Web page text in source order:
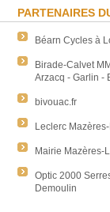
PARTENAIRES
Béarn Cycles à
Birade-Calvet
Arzacq - Garlin -
bivouac.fr
Leclerc
Mairie Mazères-
Optic 2000
Demoulin